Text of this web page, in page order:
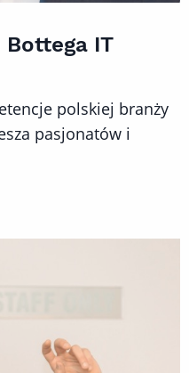
IT
polskiej branży
pasjonatów i